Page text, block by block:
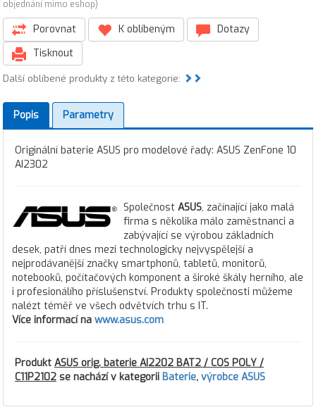
objednání mimo eshop)
Porovnat K oblíbeným
Dotazy
Tisknout
Další oblíbené produkty z této kategorie:
Popis Parametry
Originální baterie ASUS pro modelové řady: ASUS ZenFone 10
AI2302
Společnost ASUS, začínající jako malá
firma s několika málo zaměstnanci a
zabývající se výrobou základních
desek, patří dnes mezi technologicky nejvyspělejší a
nejprodávanější značky smartphonů, tabletů, monitorů,
notebooků, počítačových komponent a široké škály herního, ale
i profesionálího příslušenství. Produkty společnosti můžeme
nalézt téměř ve všech odvětvích trhu s IT.
Více informací na www.asus.com
Produkt ASUS orig. baterie AI2202 BAT2 / COS POLY /
C11P2102 se nachází v kategorii Baterie, výrobce ASUS